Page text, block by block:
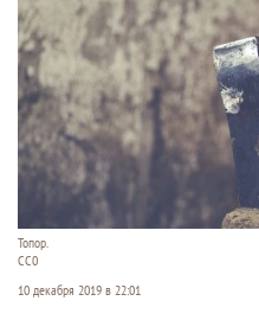
Топор.
СС0
10 декабря 2019 в 22:01